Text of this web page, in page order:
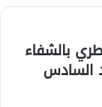
بالشفاء
السادس